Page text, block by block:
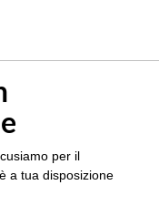
per il
è a tua disposizione